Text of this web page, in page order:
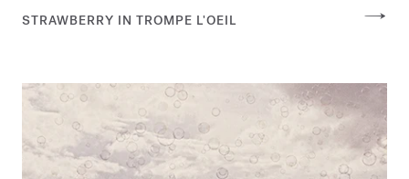
STRAWBERRY IN TROMPE L'OEIL